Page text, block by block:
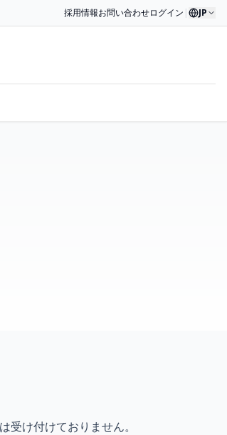
採用情報お問い合わせログイン | JP
け付けておりません。